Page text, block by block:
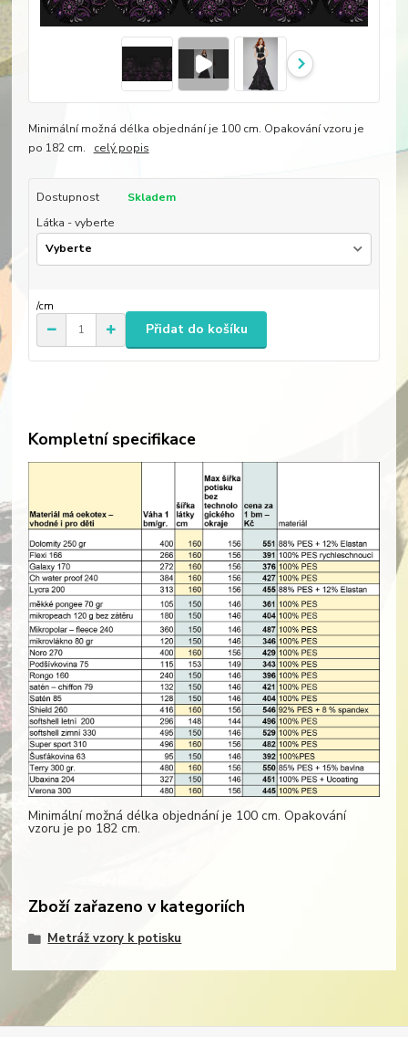
Minimální možná délka objednání je 100 cm. Opakování vzoru je
po 182 cm. celý popis
Dostupnost
Skladem
Látka - vyberte
/cm
Přidat do košíku
Kompletní specifikace
Minimální možná délka objednání je 100 cm. Opakování
vzoru je po 182 cm.
Zboží zařazeno v kategoriích
Metráž vzory k potisku